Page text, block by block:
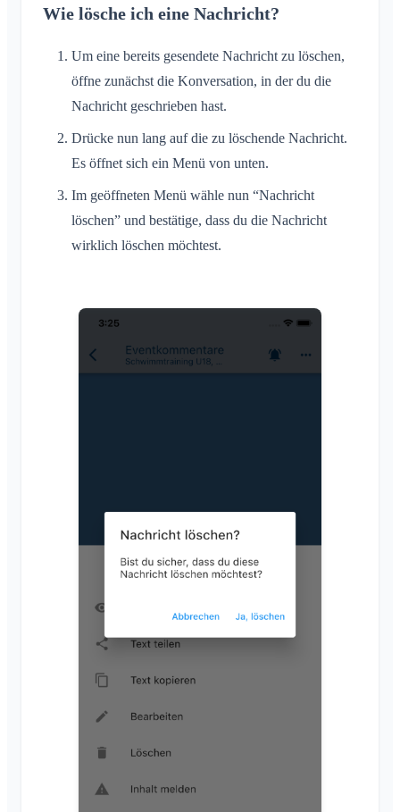
Standort teilen
Nachricht löschen
Allgemein
Benachrichtigungsprofile
Areas
Kalender
Konversationen
Areas
Was ist eine Area-Gruppe?
Private Area
Mehrere Klubräume
Weiterer Klubraum
Ausloggen
E-Mail ändern
Zusätzliche Admins
Mitglieder einladen
Klubraum schließen
Unterstützte Browser
Wie lösche ich eine Nachricht?
Um eine bereits gesendete Nachricht zu löschen,
öffne zunächst die Konversation, in der du die
Nachricht geschrieben hast.
Drücke nun lang auf die zu löschende Nachricht.
Es öffnet sich ein Menü von unten.
Im geöffneten Menü wähle nun “Nachricht
löschen” und bestätige, dass du die Nachricht
wirklich löschen möchtest.